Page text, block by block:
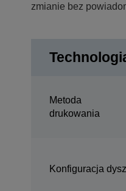
zmianie bez
Metoda
drukowania
Konfiguracja dysz